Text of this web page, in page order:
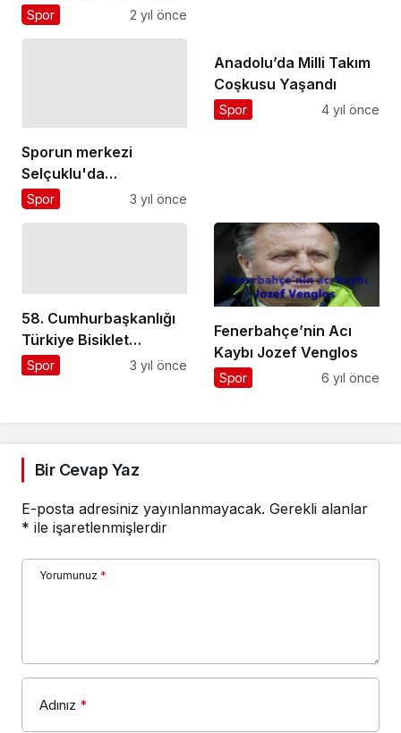
sporcusu Helin Satıcı,
Spor 2 yıl önce
Sporun merkezi
Selçuklu'da
Kuruluşlararası Masa
Spor 3 yıl önce
Anadolu’da Milli Takım
Coşkusu Yaşandı
Spor 4 yıl önce
58. Cumhurbaşkanlığı
Türkiye Bisiklet
Turu'nun Kemer-
Spor 3 yıl önce
Fenerbahçe’nin Acı
Kaybı Jozef Venglos
Spor 6 yıl önce
Bir Cevap Yaz
E-posta adresiniz yayınlanmayacak. Gerekli alanlar
* ile işaretlenmişlerdir
Yorumunuz *
Adınız *